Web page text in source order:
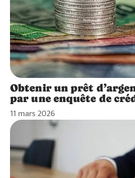
Obtenir un prêt
par une enquête de
11 mars 2026